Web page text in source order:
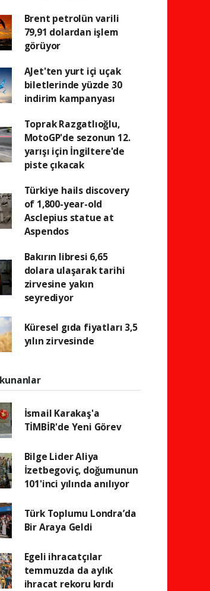
Brent petrolün varili
79,91 dolardan işlem
görüyor
AJet'ten yurt içi uçak
biletlerinde yüzde 30
indirim kampanyası
Toprak Razgatlıoğlu,
MotoGP'de sezonun 12.
yarışı için İngiltere'de
piste çıkacak
Türkiye hails discovery
of 1,800-year-old
Asclepius statue at
Aspendos
Bakırın libresi 6,65
dolara ulaşarak tarihi
zirvesine yakın
seyrediyor
Küresel gıda fiyatları 3,5
yılın zirvesinde
İsmail Karakaş'a
TİMBİR'de Yeni Görev
Bilge Lider Aliya
İzetbegoviç, doğumunun
101'inci yılında anılıyor
Türk Toplumu Londra’da
Bir Araya Geldi
Egeli ihracatçılar
temmuzda da aylık
ihracat rekoru kırdı